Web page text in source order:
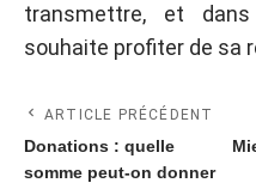
transmettre, et
souhaite profiter de sa
ARTICLE PRÉCÉDENT
Donations : quelle
somme peut-on donner